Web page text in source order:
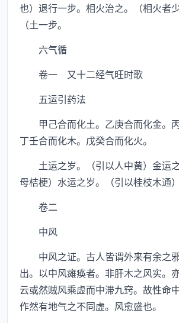
也）退行一步。相火治之。（相火者
（土一步。
六气循
卷一 又十二经气旺时歌
五运引药法
甲己合而化土。乙庚合而化金。丙
丁壬合而化木。戊癸合而化火。
土运之岁。（引以人中黄）金运
母桔梗）水运之岁。（引以桂枝木通
卷二
中风
中风之证。古人皆谓外来有余之
出。以中风瘫痪者。非肝木之风实。
云或然贼风乘虚而中滞九窍。故性命
作然有地气之不同虚。风愈盛也。